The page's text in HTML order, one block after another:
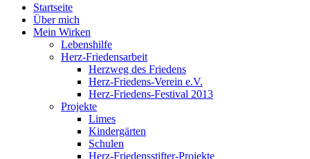
mumkin va o'zingizdan hech narsani inkor etmaysiz.
Startseite
Über mich
Mein Wirken
Lebenshilfe
Herz-Friedensarbeit
Herzweg des Friedens
Herz-Friedens-Verein e.V.
Herz-Friedens-Festival 2013
Projekte
Limes
Kindergärten
Schulen
Herz-Friedensstifter-Projekte